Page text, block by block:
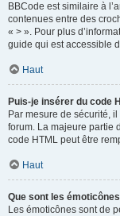
BBCode est similaire à
contenues entre des
« > ». Pour plus
guide qui est accessible
Haut
Puis-je insérer du code
Par mesure de sécurité,
forum. La majeure partie
code HTML peut être
Haut
Que sont les
Les émoticônes sont de